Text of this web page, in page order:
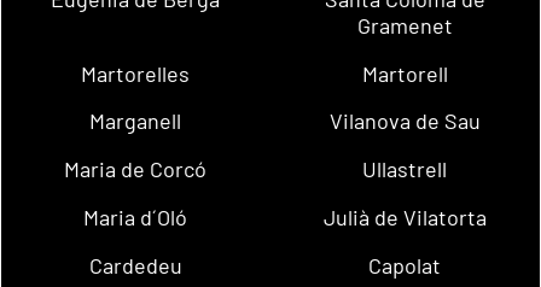
Gramenet
Martorelles
Martorell
Marganell
Vilanova de Sau
Maria de Corcó
Ullastrell
Maria d´Oló
Julià de Vilatorta
Cardedeu
Capolat